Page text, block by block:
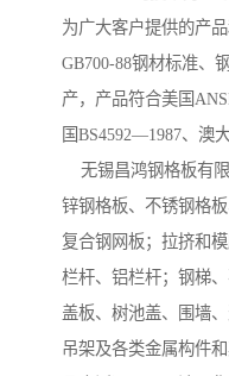
为广大客户提供的产
GB700-88钢材标准、
产，产品符合美国
国BS4592—1987、澳
无锡昌鸿钢格板有
锌钢格板、不锈钢格
复合钢网板；拉挤和
栏杆、铝栏杆；钢梯
盖板、树池盖、围墙
吊架及各类金属构件